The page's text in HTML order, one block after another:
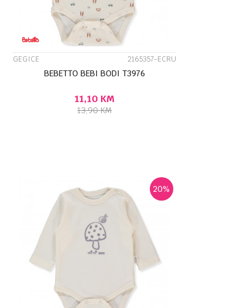
GEGICE 2165357-ECRU
BEBETTO BEBI BODI T3976
11,10 KM
13,90KM
UPOREDI
20%